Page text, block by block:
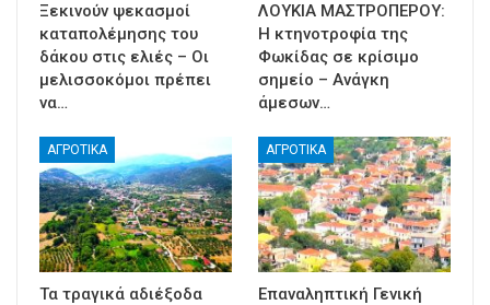
Ξεκινούν ψεκασμοί
καταπολέμησης του
δάκου στις ελιές – Οι
μελισσοκόμοι πρέπει
να…
ΛΟΥΚΙΑ ΜΑΣΤΡΟΠΕΡΟΥ:
Η κτηνοτροφία της
Φωκίδας σε κρίσιμο
σημείο – Ανάγκη
άμεσων…
ΑΓΡΟΤΙΚΑ
Τα τραγικά αδιέξοδα
ΑΓΡΟΤΙΚΑ
Επαναληπτική Γενική